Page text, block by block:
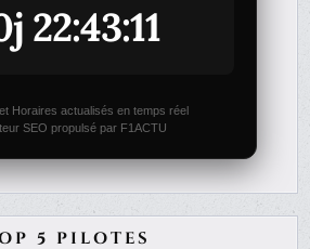
22:43:11
Horaires actualisés en temps réel
SEO propulsé par F1ACTU
5 PILOTES